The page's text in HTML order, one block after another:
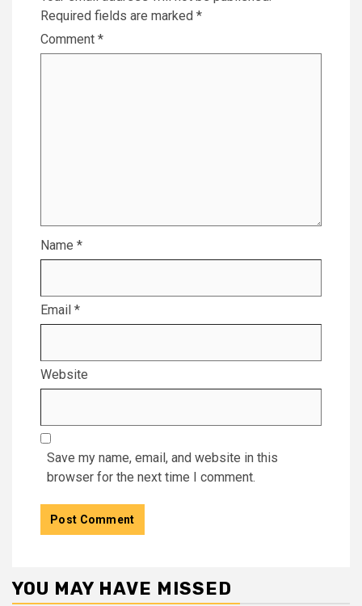
Required fields are marked *
Comment *
Name *
Email *
Website
Save my name, email, and website in this
browser for the next time I comment.
YOU MAY HAVE MISSED